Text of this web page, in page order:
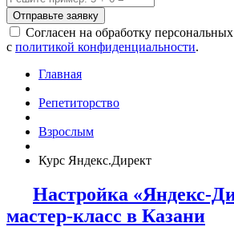
Отправьте заявку
Согласен на обработку
с политикой конфиденциальности.
Главная
Репетиторство
Взрослым
Курс Яндекс.Директ
Настройка «Яндекс-
мастер-класс в Казани